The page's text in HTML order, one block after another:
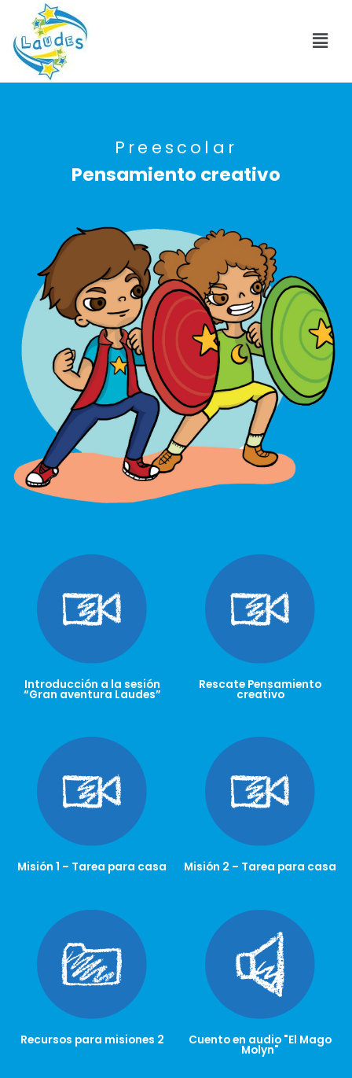
Preescolar
Pensamiento creativo
Introducción a la sesión
“Gran aventura Laudes”
Rescate Pensamiento
creativo
Misión 1 – Tarea para casa Misión 2 – Tarea para casa
Recursos para misiones 2 Cuento en audio "El Mago
Molyn"